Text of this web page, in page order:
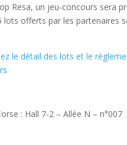
Resa, un jeu-concours sera
lots offerts par les partenaires
le détail des lots et le
: Hall 7-2 – Allée N – n°007